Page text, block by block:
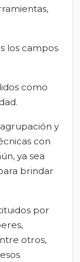
los campos
como
y
con
ya sea
brindar
por
otros,